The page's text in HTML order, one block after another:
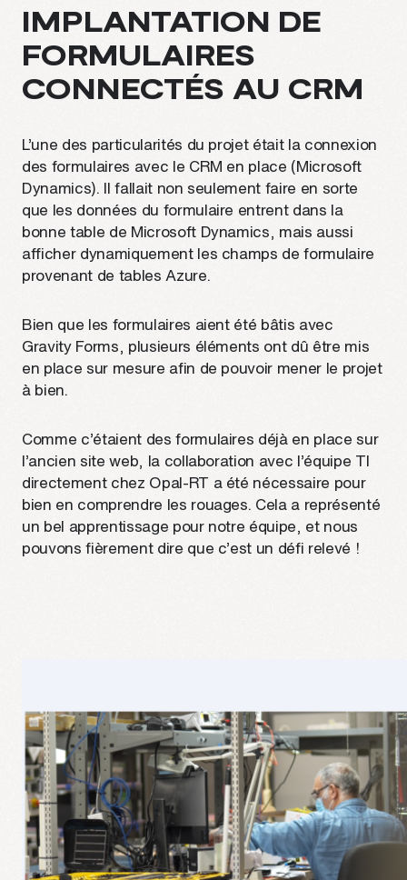
IMPLANTATION DE
FORMULAIRES
CONNECTÉS AU CRM
L’une des particularités du projet était la connexion
des formulaires avec le CRM en place (Microsoft
Dynamics). Il fallait non seulement faire en sorte
que les données du formulaire entrent dans la
bonne table de Microsoft Dynamics, mais aussi
afficher dynamiquement les champs de formulaire
provenant de tables Azure.
Bien que les formulaires aient été bâtis avec
Gravity Forms, plusieurs éléments ont dû être mis
en place sur mesure afin de pouvoir mener le projet
à bien.
Comme c’étaient des formulaires déjà en place sur
l’ancien site web, la collaboration avec l’équipe TI
directement chez Opal-RT a été nécessaire pour
bien en comprendre les rouages. Cela a représenté
un bel apprentissage pour notre équipe, et nous
pouvons fièrement dire que c’est un défi relevé !